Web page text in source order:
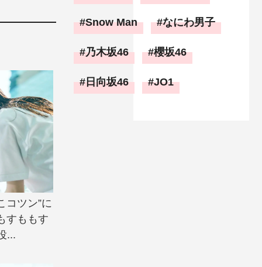
コツン”に
すももす
...
Snow Man なにわ男子
乃木坂46 櫻坂46
日向坂46 JO1